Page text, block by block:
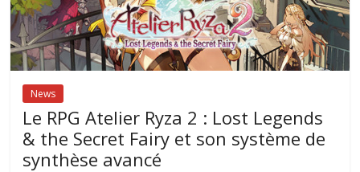
News
Le RPG Atelier Ryza 2 : Lost Legends
& the Secret Fairy et son système de
synthèse avancé